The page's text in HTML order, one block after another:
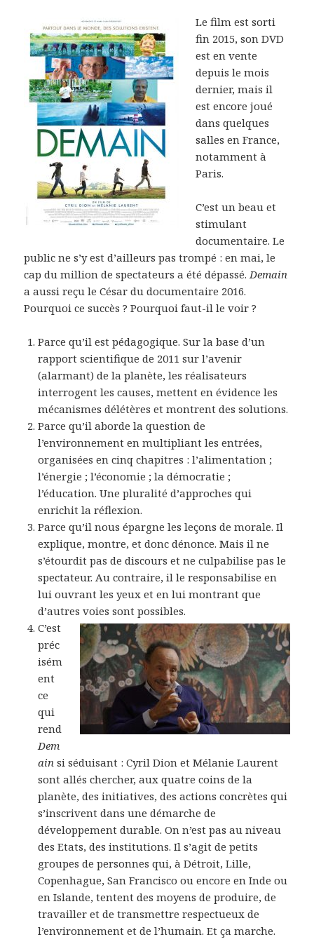
Le film est sorti
fin 2015, son DVD
est en vente
depuis le mois
dernier, mais il
est encore joué
dans quelques
salles en France,
notamment à
Paris.
C’est un beau et
stimulant
documentaire. Le
public ne s’y est d’ailleurs pas trompé : en mai, le
cap du million de spectateurs a été dépassé.Demain
a aussi reçu le César du documentaire 2016.
Pourquoi ce succès ? Pourquoi faut-il le voir ?
Parce qu’il est pédagogique. Sur la base d’un
rapport scientifique de 2011 sur l’avenir
(alarmant) de la planète, les réalisateurs
interrogent les causes, mettent en évidence les
mécanismes délétères et montrent des solutions.
Parce qu’il aborde la question de
l’environnement en multipliant les entrées,
organisées en cinq chapitres : l’alimentation ;
l’énergie ; l’économie ; la démocratie ;
l’éducation. Une pluralité d’approches qui
enrichit la réflexion.
Parce qu’il nous épargne les leçons de morale. Il
explique, montre, et donc dénonce. Mais il ne
s’étourdit pas de discours et ne culpabilise pas le
spectateur. Au contraire, il le responsabilise en
lui ouvrant les yeux et en lui montrant que
d’autres voies sont possibles.
C’est
préc
isém
ent
ce
qui
rend
Dem
ain si séduisant : Cyril Dion et Mélanie Laurent
sont allés chercher, aux quatre coins de la
planète, des initiatives, des actions concrètes qui
s’inscrivent dans une démarche de
développement durable. On n’est pas au niveau
des Etats, des institutions. Il s’agit de petits
groupes de personnes qui, à Détroit, Lille,
Copenhague, San Francisco ou encore en Inde ou
en Islande, tentent des moyens de produire, de
travailler et de transmettre respectueux de
l’environnement et de l’humain. Et ça marche.